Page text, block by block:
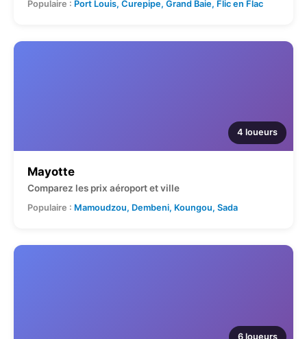
Populaire : Port Louis, Curepipe, Grand Baie, Flic en Flac
4 loueurs
Mayotte
Comparez les prix aéroport et ville
Populaire : Mamoudzou, Dembeni, Koungou, Sada
6 loueurs